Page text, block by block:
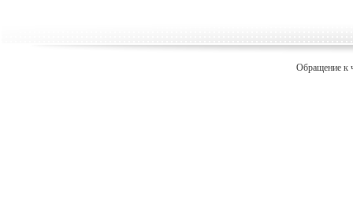
Обращение к